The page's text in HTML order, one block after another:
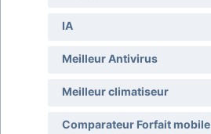
IA
Meilleur Antivirus
Meilleur climatiseur
Comparateur Forfait mobile